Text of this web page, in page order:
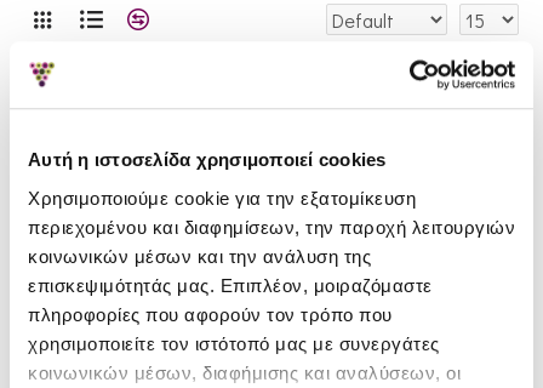
Αυτή η ιστοσελίδα χρησιμοποιεί cookies
Χρησιμοποιούμε cookie για την εξατομίκευση
περιεχομένου και διαφημίσεων, την παροχή λειτουργιών
κοινωνικών μέσων και την ανάλυση της
επισκεψιμότητάς μας. Επιπλέον, μοιραζόμαστε
πληροφορίες που αφορούν τον τρόπο που
χρησιμοποιείτε τον ιστότοπό μας με συνεργάτες
κοινωνικών μέσων, διαφήμισης και αναλύσεων, οι